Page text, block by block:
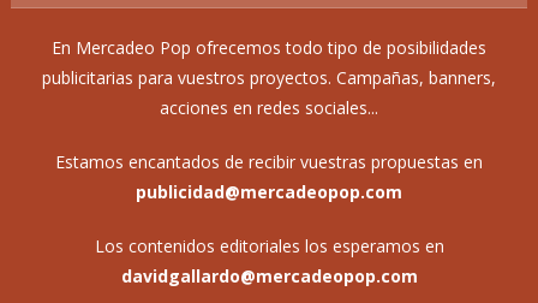
En Mercadeo Pop ofrecemos todo tipo de posibilidades
publicitarias para vuestros proyectos. Campañas, banners,
acciones en redes sociales...
Estamos encantados de recibir vuestras propuestas en
publicidad@mercadeopop.com
Los contenidos editoriales los esperamos en
davidgallardo@mercadeopop.com